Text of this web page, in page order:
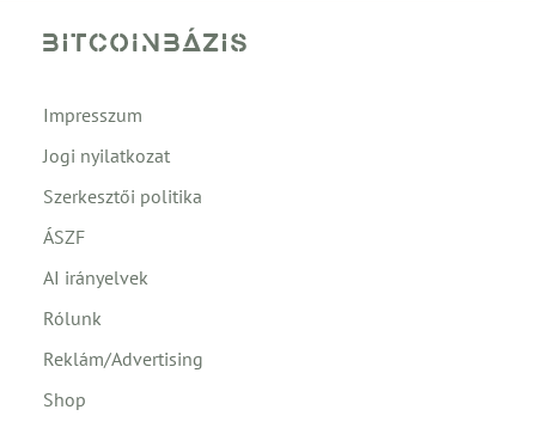
Impresszum
Jogi nyilatkozat
Szerkesztői politika
ÁSZF
AI irányelvek
Rólunk
Reklám/Advertising
Shop